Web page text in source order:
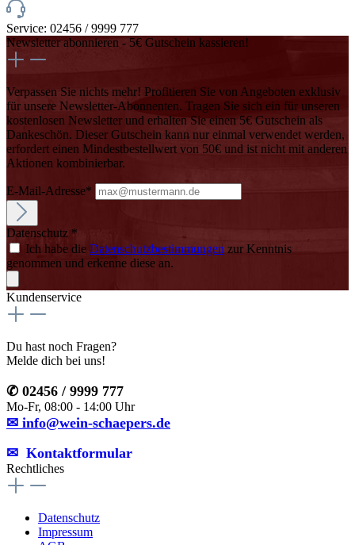
Service: 02456 / 9999 777
Newsletter abonnieren - 5€ Gutschein kassieren!
Verpassen Sie nichts mehr! Profitieren Sie von Angeboten exklusiv
für unsere Newsletter-Abonnenten. Tragen Sie sich ein für unseren
kostenlosen Newsletter und erhalten Sie einen 5€ Gutschein als
Dankeschön. Dieser Gutschein kann nur einmal verwendet werden,
erfordert einen Mindestbestellwert von 50€ und ist nicht mit anderen
Aktionen kombinierbar.
E-Mail-Adresse*
Datenschutz *
Ich habe die Datenschutzbestimmungen zur Kenntnis
genommen und erkenne diese an.
Kundenservice
Du hast noch Fragen?
Melde dich bei uns!
✆ 02456 / 9999 777
Mo-Fr, 08:00 - 14:00 Uhr
✉ info@wein-schaepers.de
✉︎ Kontaktformular
Rechtliches
Datenschutz
Impressum